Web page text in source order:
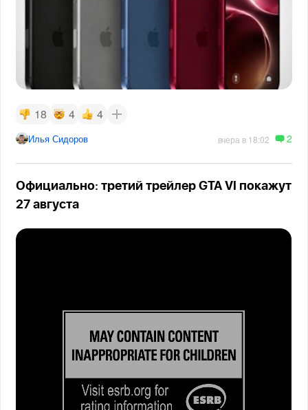
18 4 4
Илья Сидоров вчера в 18:02 2
Официально: третий трейлер GTA VI покажут
27 августа